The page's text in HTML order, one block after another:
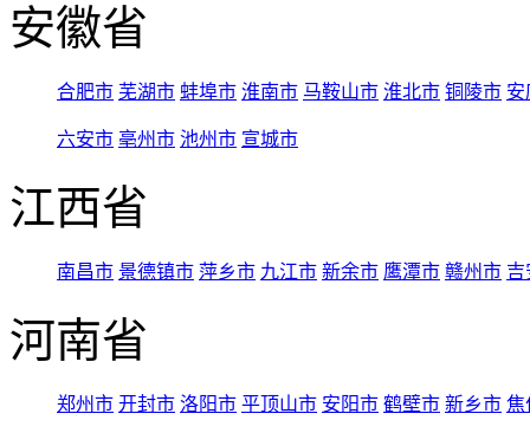
安徽省
合肥市 芜湖市 蚌埠市 淮南市 马鞍山市 淮北市 铜陵市 安
六安市 亳州市 池州市 宣城市
江西省
南昌市 景德镇市 萍乡市 九江市 新余市 鹰潭市 赣州市 吉
河南省
郑州市 开封市 洛阳市 平顶山市 安阳市 鹤壁市 新乡市 焦